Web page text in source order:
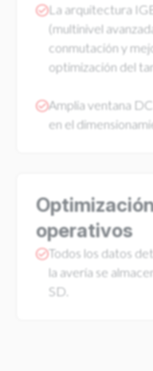
La arquitectura
(multinivel
conmutación y
optimización del
Amplia ventana
en el
operativos
Todos los datos
la avería se
SD.